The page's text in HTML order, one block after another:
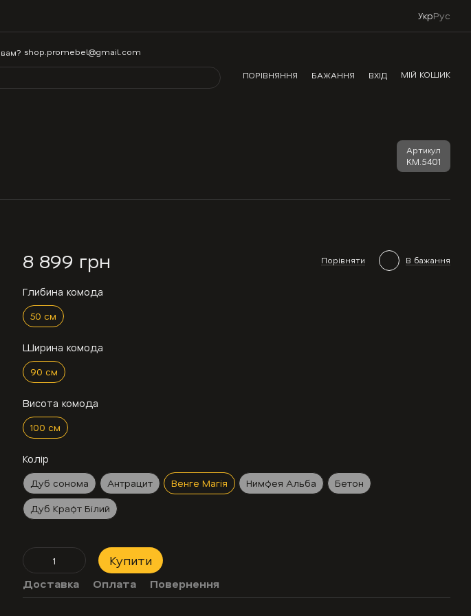
УкрРус
shop.promebel@gmail.com
ПОРІВНЯННЯ БАЖАННЯ ВХІД МІЙ КОШИК
Артикул
KM.5401
8 899 грн Порівняти В бажання
Глибина комода
50 см
Ширина комода
90 см
Висота комода
100 см
Колір
Дуб сонома Антрацит Венге Магія Нимфея Альба
Бетон
Дуб Крафт Білий
Купити
Доставка Оплата Повернення